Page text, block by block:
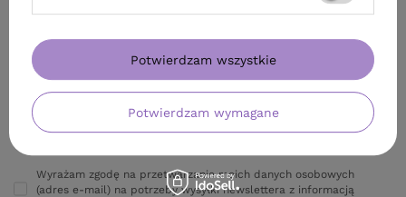
Twoje imię
Adres e-mail
Wyrażam zgodę na przetwarzanie moich danych osobowych
(adres e-mail) na potrzeby wysyłki newslettera z informacją
Potwierdzam wymagane
Potwierdzam wszystkie